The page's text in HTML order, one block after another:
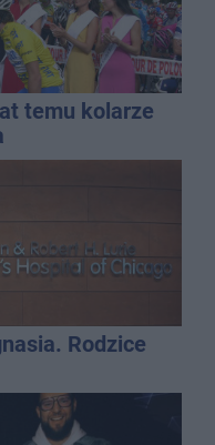
temu kolarze
Rodzice